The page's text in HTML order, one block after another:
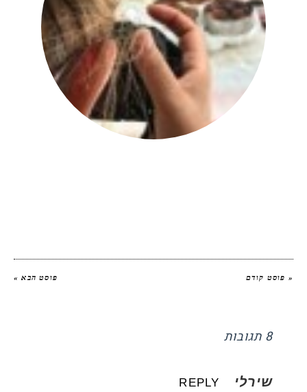
« פוסט קודם פוסט הבא »
8 תגובות
שירלי REPLY